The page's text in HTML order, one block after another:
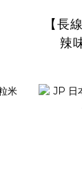
【長
辣